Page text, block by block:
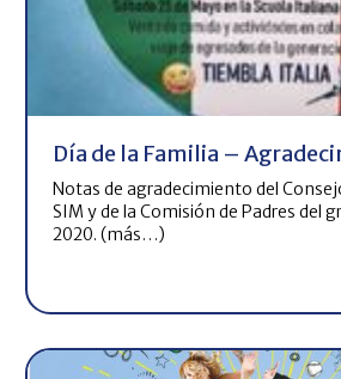
Día de la Familia –
Notas de agradecimiento del
SIM y de la Comisión de Padres del
2020. (más…)